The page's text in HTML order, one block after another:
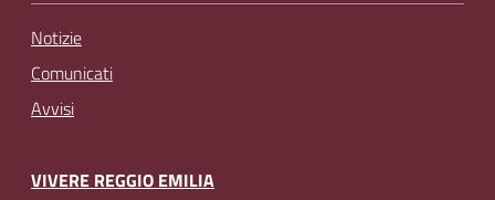
Notizie
Comunicati
Avvisi
VIVERE REGGIO EMILIA